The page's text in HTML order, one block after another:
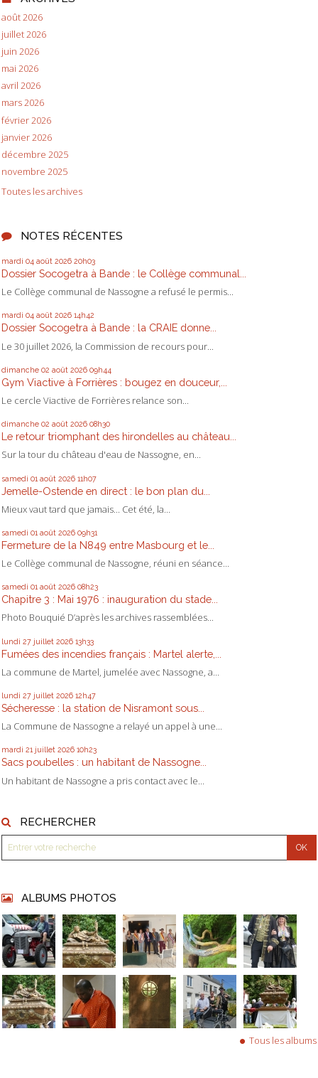
août 2026
juillet 2026
juin 2026
mai 2026
avril 2026
mars 2026
février 2026
janvier 2026
décembre 2025
novembre 2025
Toutes les archives
NOTES RÉCENTES
mardi 04 août 2026 20h03
Dossier Socogetra à Bande : le Collège communal...
Le Collège communal de Nassogne a refusé le permis...
mardi 04 août 2026 14h42
Dossier Socogetra à Bande : la CRAIE donne...
Le 30 juillet 2026, la Commission de recours pour...
dimanche 02 août 2026 09h44
Gym Viactive à Forrières : bougez en douceur,...
Le cercle Viactive de Forrières relance son...
dimanche 02 août 2026 08h30
Le retour triomphant des hirondelles au château...
Sur la tour du château d'eau de Nassogne, en...
samedi 01 août 2026 11h07
Jemelle-Ostende en direct : le bon plan du...
Mieux vaut tard que jamais... Cet été, la...
samedi 01 août 2026 09h31
Fermeture de la N849 entre Masbourg et le...
Le Collège communal de Nassogne, réuni en séance...
samedi 01 août 2026 08h23
Chapitre 3 : Mai 1976 : inauguration du stade...
Photo Bouquié D’après les archives rassemblées...
lundi 27 juillet 2026 13h33
Fumées des incendies français : Martel alerte,...
La commune de Martel, jumelée avec Nassogne, a...
lundi 27 juillet 2026 12h47
Sécheresse : la station de Nisramont sous...
La Commune de Nassogne a relayé un appel à une...
mardi 21 juillet 2026 10h23
Sacs poubelles : un habitant de Nassogne...
Un habitant de Nassogne a pris contact avec le...
RECHERCHER
ALBUMS PHOTOS
Tous les albums